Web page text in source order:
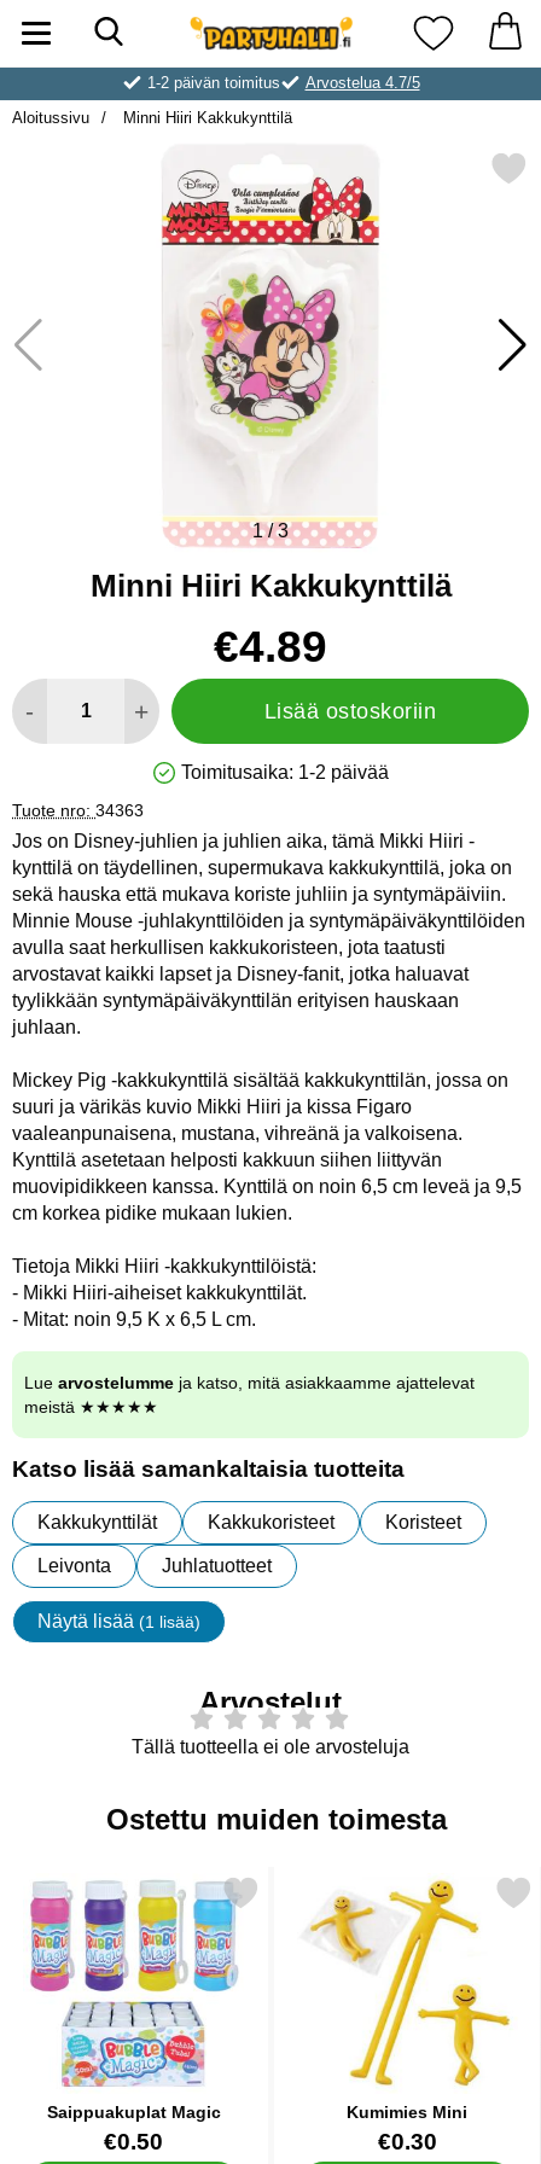
Ostoskori laajennettu Partyhallen AB
Suosikkini
1-2 päivän toimitus
Arvostelua 4.7/5
Aloitussivu
Minni Hiiri Kakkukynttilä
Merkitse minni Hiiri
1/3
Minni Hiiri Kakkukynttilä
hinta
€4.89
- + Lisää ostoskoriin
Saatavuus: Varastossa
Toimitusaika: 1-2 päivää
Tuote nro: 34363
Jos on Disney-juhlien ja juhlien aika, tämä Mikki Hiiri -
kynttilä on täydellinen, supermukava kakkukynttilä, joka on
sekä hauska että mukava koriste juhliin ja syntymäpäiviin.
Minnie Mouse -juhlakynttilöiden ja syntymäpäiväkynttilöiden
avulla saat herkullisen kakkukoristeen, jota taatusti
arvostavat kaikki lapset ja Disney-fanit, jotka haluavat
tyylikkään syntymäpäiväkynttilän erityisen hauskaan
juhlaan.
Mickey Pig -kakkukynttilä sisältää kakkukynttilän, jossa on
suuri ja värikäs kuvio Mikki Hiiri ja kissa Figaro
vaaleanpunaisena, mustana, vihreänä ja valkoisena.
Kynttilä asetetaan helposti kakkuun siihen liittyvän
muovipidikkeen kanssa. Kynttilä on noin 6,5 cm leveä ja 9,5
cm korkea pidike mukaan lukien.
Tietoja Mikki Hiiri -kakkukynttilöistä:
- Mikki Hiiri-aiheiset kakkukynttilät.
- Mitat: noin 9,5 K x 6,5 L cm.
Lue arvostelumme ja katso, mitä asiakkaamme ajattelevat
meistä ★★★★★
Katso lisää samankaltaisia tuotteita
Kakkukynttilät Kakkukoristeet Koristeet
Leivonta Juhlatuotteet
Näytä lisää (1 lisää)
ominaisuudet
Arvostelut
Tällä tuotteella ei ole arvosteluja
Ostettu muiden toimesta
Saippuakuplat Magic
Tuote.nro 12437
€0.50
Merkitse saippuakuplat Magic suosikiksi
Kumimies Mini
Tuote.nro 12483
€0.30
Merkitse kumimies